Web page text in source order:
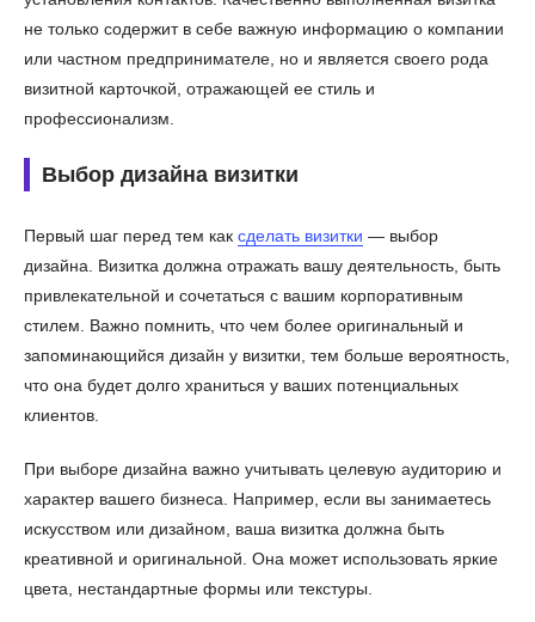
не только содержит в себе важную информацию о компании
или частном предпринимателе, но и является своего рода
визитной карточкой, отражающей ее стиль и
профессионализм.
Выбор дизайна визитки
Первый шаг перед тем как сделать визитки — выбор
дизайна. Визитка должна отражать вашу деятельность, быть
привлекательной и сочетаться с вашим корпоративным
стилем. Важно помнить, что чем более оригинальный и
запоминающийся дизайн у визитки, тем больше вероятность,
что она будет долго храниться у ваших потенциальных
клиентов.
При выборе дизайна важно учитывать целевую аудиторию и
характер вашего бизнеса. Например, если вы занимаетесь
искусством или дизайном, ваша визитка должна быть
креативной и оригинальной. Она может использовать яркие
цвета, нестандартные формы или текстуры.